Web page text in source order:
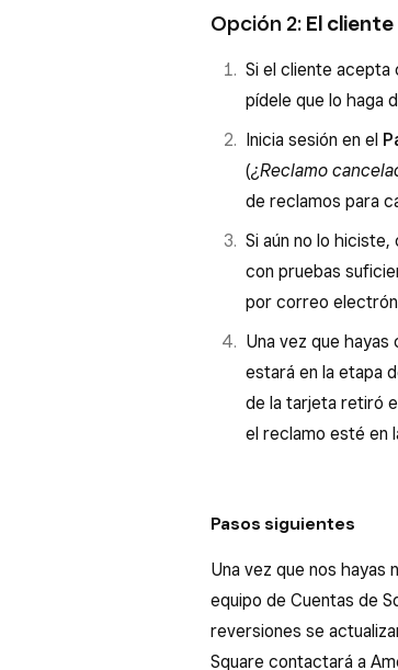
Opción 2: El
Si el cliente acepta
pídele que lo haga
Inicia sesión en el
(¿Reclamo
de reclamos para
Si aún no lo
con pruebas
por correo
Una vez que
estará en la etapa
de la tarjeta retiró
el reclamo esté en
Pasos siguientes
Una vez que nos hayas
equipo de Cuentas de
reversiones se
Square contactará a